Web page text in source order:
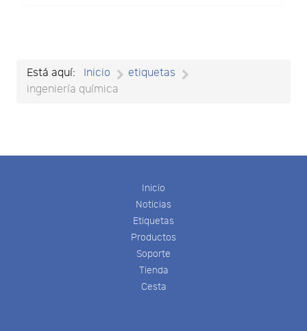
Está aquí: Inicio
etiquetas
ingeniería química
Inicio
Noticias
Etiquetas
Productos
Soporte
Tienda
Cesta